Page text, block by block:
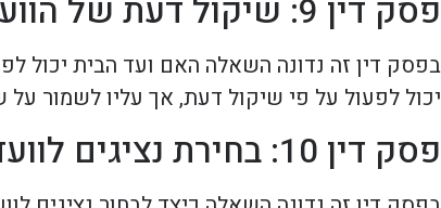
פסק דין 9: שיקול דעת של הוועד
בפסק דין זה נדונה השאלה האם ועד הבית יכול
יכול לפעול על פי שיקול דעת, אך עליו לשמור על
פסק דין 10: בחירת נציגים לוועד